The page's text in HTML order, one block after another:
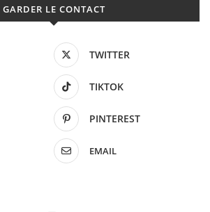
GARDER LE CONTACT
TWITTER
TIKTOK
PINTEREST
EMAIL